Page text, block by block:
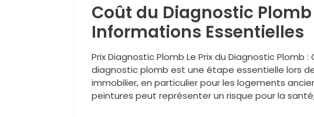
Coût du Diagnostic Plomb
Informations Essentielles
Prix Diagnostic Plomb Le Prix du Diagnostic Plomb :
diagnostic plomb est une étape essentielle lors
immobilier, en particulier pour les logements
peintures peut représenter un risque pour la